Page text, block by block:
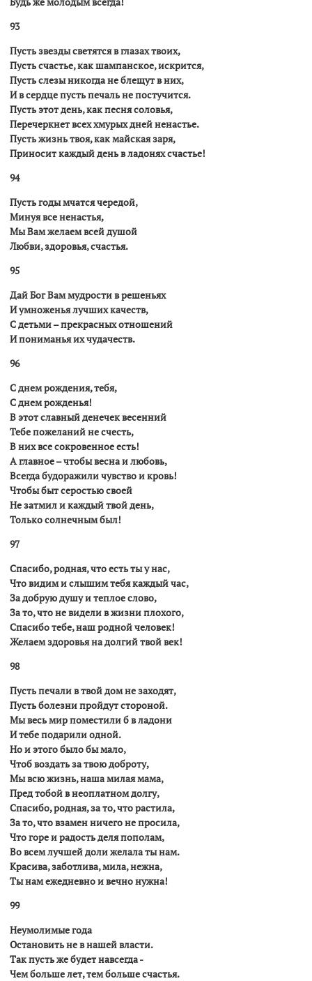
93
Пусть звезды светятся в глазах твоих,
Пусть счастье, как шампанское, искрится,
Пусть слезы никогда не блещут в них,
И в сердце пусть печаль не постучится.
Пусть этот день, как песня соловья,
Перечеркнет всех хмурых дней ненастье.
Пусть жизнь твоя, как майская заря,
Приносит каждый день в ладонях счастье!
94
Пусть годы мчатся чередой,
Минуя все ненастья,
Мы Вам желаем всей душой
Любви, здоровья, счастья.
95
Дай Бог Вам мудрости в решеньях
И умноженья лучших качеств,
С детьми – прекрасных отношений
И пониманья их чудачеств.
96
С днем рождения, тебя,
С днем рожденья!
В этот славный денечек весенний
Тебе пожеланий не счесть,
В них все сокровенное есть!
А главное – чтобы весна и любовь,
Всегда будоражили чувство и кровь!
Чтобы быт серостью своей
Не затмил и каждый твой день,
Только солнечным был!
97
Спасибо, родная, что есть ты у нас,
Что видим и слышим тебя каждый час,
За добрую душу и теплое слово,
За то, что не видели в жизни плохого,
Спасибо тебе, наш родной человек!
Желаем здоровья на долгий твой век!
98
Пусть печали в твой дом не заходят,
Пусть болезни пройдут стороной.
Мы весь мир поместили б в ладони
И тебе подарили одной.
Но и этого было бы мало,
Чтоб воздать за твою доброту,
Мы всю жизнь, наша милая мама,
Пред тобой в неоплатном долгу,
Спасибо, родная, за то, что растила,
За то, что взамен ничего не просила,
Что горе и радость деля пополам,
Во всем лучшей доли желала ты нам.
Красива, заботлива, мила, нежна,
Ты нам ежедневно и вечно нужна!
99
Неумолимые года
Остановить не в нашей власти.
Так пусть же будет навсегда -
Чем больше лет, тем больше счастья.